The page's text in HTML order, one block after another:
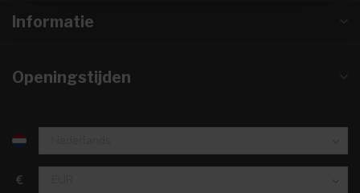
Informatie
Openingstijden
€